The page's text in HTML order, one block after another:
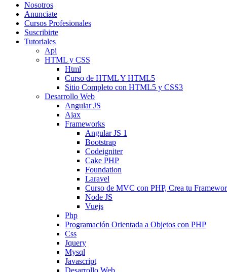
Nosotros
Anunciate
Cursos Profesionales
Suscribirte
Tutoriales
Api
HTML y CSS
Html
Curso de HTML Y HTML5
Sitio Completo con HTML5 y CSS3
Desarrollo Web
Angular JS
Ajax
Frameworks
Angular JS 1
Bootstrap
Codeigniter
Cake PHP
Foundation
Laravel
Curso de MVC con PHP, Crea tu
Node JS
Vuejs
Php
Programación Orientada a Objetos con PHP
Css
Jquery
Mysql
Javascript